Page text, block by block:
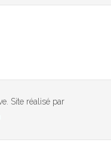
Site réalisé par